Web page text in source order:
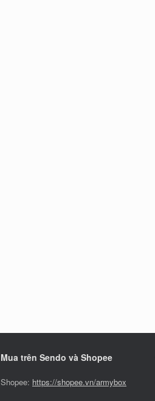
Mua trên Sendo và Shopee
Shopee: https://shopee.vn/armybox